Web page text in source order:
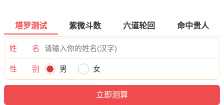
塔罗测试 紫微斗数 六道轮回 命中贵人
姓 名
性 别 男 女